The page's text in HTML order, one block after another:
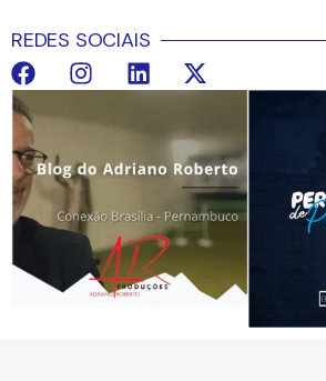
REDES SOCIAIS